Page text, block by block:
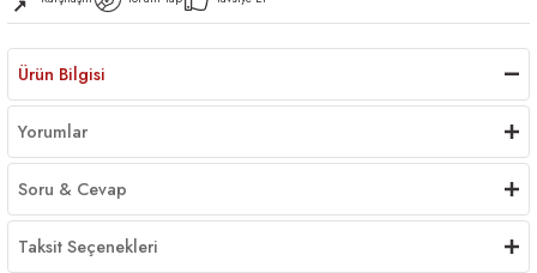
Ürün Bilgisi
Yorumlar
Soru & Cevap
Taksit Seçenekleri